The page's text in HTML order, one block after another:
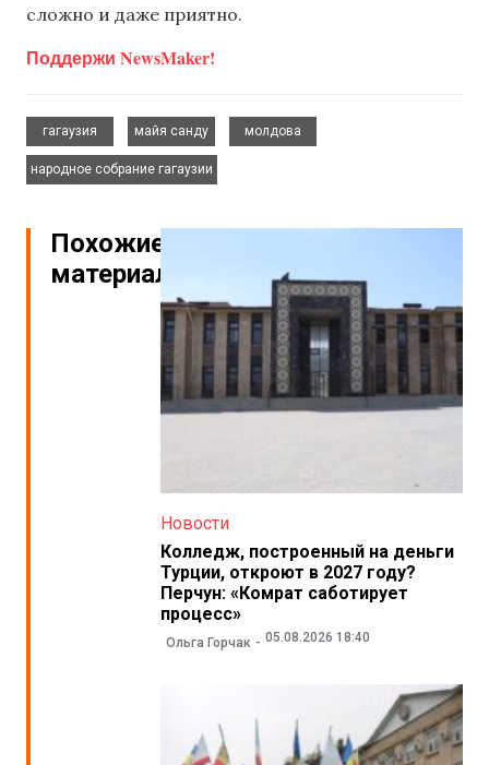
сложно и даже приятно.
Поддержи NewsMaker!
гагаузия
майя санду
молдова
народное собрание гагаузии
Похожие
материалы
Новости
Колледж, построенный на деньги
Турции, откроют в 2027 году?
Перчун: «Комрат саботирует
процесс»
Ольга Горчак 05.08.2026 18:40